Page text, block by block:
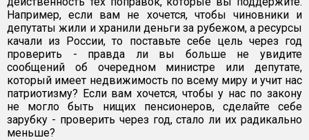
Например, если вам не хочется, чтобы чиновники и
депутаты жили и хранили деньги за рубежом, а ресурсы
качали из России, то поставьте себе цель через год
проверить - правда ли вы больше не увидите
сообщений об очередном министре или депутате,
который имеет недвижимость по всему миру и учит нас
патриотизму? Если вам хочется, чтобы у нас по закону
не могло быть нищих пенсионеров, сделайте себе
зарубку - проверить через год, стало ли их радикально
меньше?